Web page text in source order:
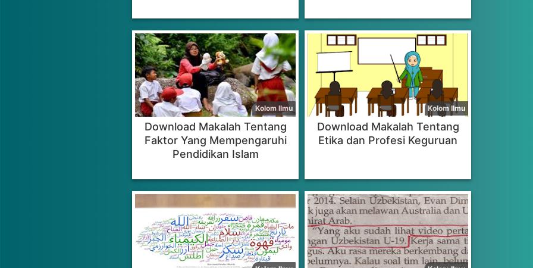
Download Makalah Tentang
Faktor Yang Mempengaruhi
Pendidikan Islam
Download Makalah Tentang
Etika dan Profesi Keguruan